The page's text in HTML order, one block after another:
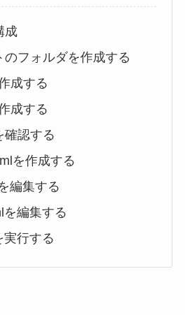
成
のフォルダを作成する
成する
成する
確認する
を作成する
編集する
編集する
実行する